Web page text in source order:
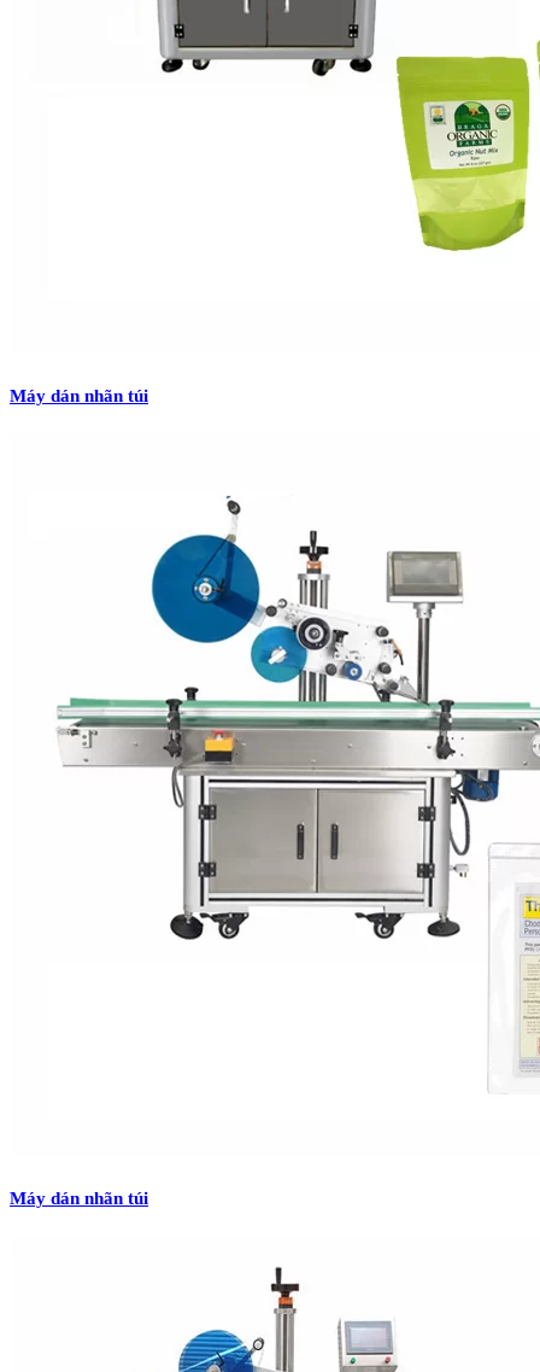
Máy dán nhãn túi
Máy dán nhãn túi